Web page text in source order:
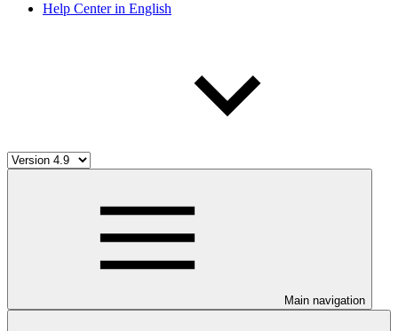
Help Center in English
Main navigation